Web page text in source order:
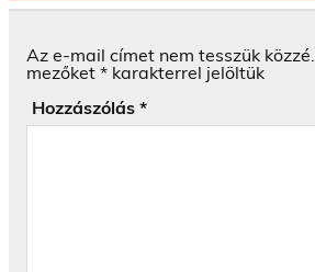
Az e-mail címet nem tesszük közzé.
mezőket * karakterrel jelöltük
Hozzászólás *